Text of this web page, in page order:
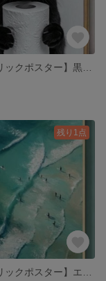
残り1点